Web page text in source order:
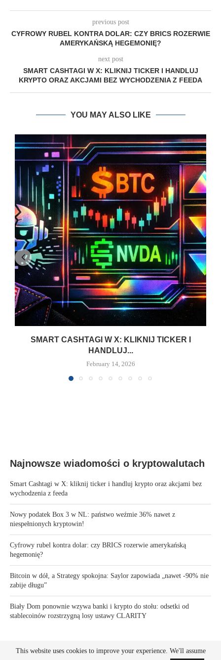
previous post
CYFROWY RUBEL KONTRA DOLAR: CZY BRICS ROZERWIE
AMERYKAŃSKĄ HEGEMONIĘ?
next post
SMART CASHTAGI W X: KLIKNIJ TICKER I HANDLUJ
KRYPTO ORAZ AKCJAMI BEZ WYCHODZENIA Z FEEDA
YOU MAY ALSO LIKE
SMART CASHTAGI W X: KLIKNIJ TICKER I
HANDLUJ...
February 14, 2026
Najnowsze wiadomości o kryptowalutach
Smart Cashtagi w X: kliknij ticker i handluj krypto oraz akcjami bez
wychodzenia z feeda
Nowy podatek Box 3 w NL: państwo weźmie 36% nawet z
niespełnionych kryptowin!
Cyfrowy rubel kontra dolar: czy BRICS rozerwie amerykańską
hegemonię?
Bitcoin w dół, a Strategy spokojna: Saylor zapowiada „nawet -90% nie
zabije długu”
Biały Dom ponownie wzywa banki i krypto do stołu: odsetki od
stablecoinów rozstrzygną losy ustawy CLARITY
This website uses cookies to improve your experience. We'll assume